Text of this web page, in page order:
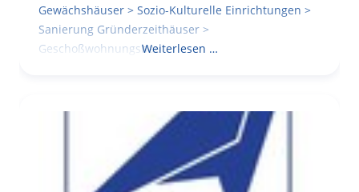
Gewächshäuser > Sozio-Kulturelle Einrichtungen >
Sanierung Gründerzeithäuser >
GeschoßwohnungsbauWeiterlesen …